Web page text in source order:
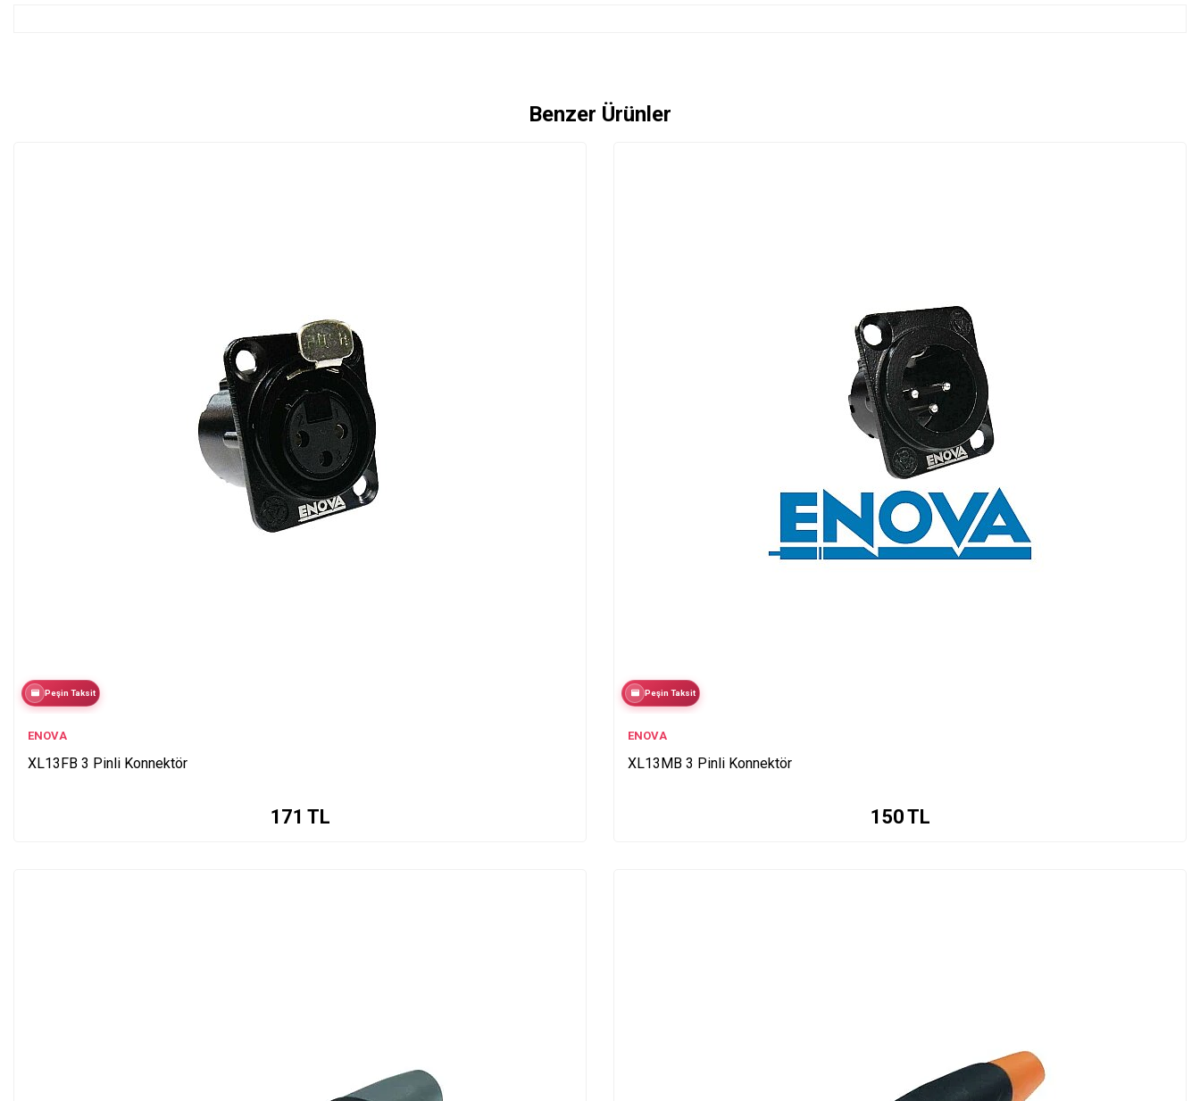
Benzer Ürünler
Peşin Taksit
ENOVA
XL13FB 3 Pinli Konnektör
171 TL
Peşin Taksit
ENOVA
XL13MB 3 Pinli Konnektör
150TL